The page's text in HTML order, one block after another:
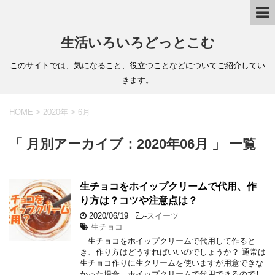
生活いろいろどっとこむ
このサイトでは、気になること、役立つことなどについてご紹介してい
きます。
HOME > 2020年 > 6月
「 月別アーカイブ：2020年06月 」 一覧
生チョコをホイップクリームで代用、作
り方は？コツや注意点は？
2020/06/19 -スイーツ
生チョコ
生チョコをホイップクリームで代用して作ると
き、作り方はどうすればいいのでしょうか？ 通常は
生チョコ作りに生クリームを使いますが用意できな